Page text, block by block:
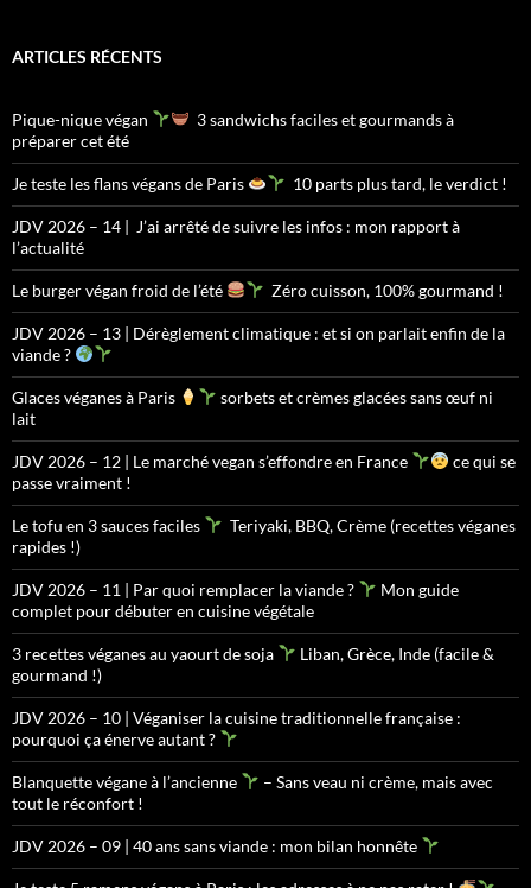
ARTICLES RÉCENTS
Pique-nique végan
3 sandwichs faciles et gourmands à
préparer cet été
Je teste les flans végans de Paris 10 parts plus tard, le verdict !
JDV 2026 – 14 | J’ai arrêté de suivre les infos : mon rapport à
l’actualité
Le burger végan froid de l’été Zéro cuisson, 100% gourmand !
JDV 2026 – 13 | Dérèglement climatique : et si on parlait enfin de la
viande ?
Glaces véganes à Paris
sorbets et crèmes glacées sans œuf ni
lait
JDV 2026 – 12 | Le marché vegan s’effondre en France
ce qui se
passe vraiment !
Le tofu en 3 sauces faciles
Teriyaki, BBQ, Crème (recettes véganes
rapides !)
JDV 2026 – 11 | Par quoi remplacer la viande ?
Mon guide
complet pour débuter en cuisine végétale
3 recettes véganes au yaourt de soja
Liban, Grèce, Inde (facile &
gourmand !)
JDV 2026 – 10 | Véganiser la cuisine traditionnelle française :
pourquoi ça énerve autant ?
Blanquette végane à l’ancienne
– Sans veau ni crème, mais avec
tout le réconfort !
JDV 2026 – 09 | 40 ans sans viande : mon bilan honnête